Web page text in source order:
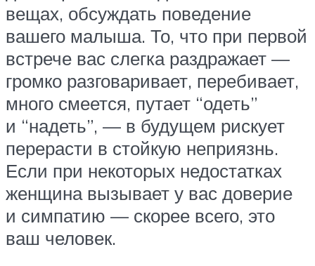
вещах, обсуждать поведение
вашего малыша. То, что при первой
встрече вас слегка раздражает —
громко разговаривает, перебивает,
много смеется, путает “одеть”
и “надеть”, — в будущем рискует
перерасти в стойкую неприязнь.
Если при некоторых недостатках
женщина вызывает у вас доверие
и симпатию — скорее всего, это
ваш человек.